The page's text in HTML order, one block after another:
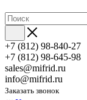
+7 (812) 98-840-27
+7 (812) 98-645-98
sales@mifrid.ru
info@mifrid.ru
Заказать звонок